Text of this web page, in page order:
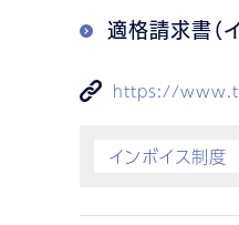
適格請求書（
https://
インボイス制度